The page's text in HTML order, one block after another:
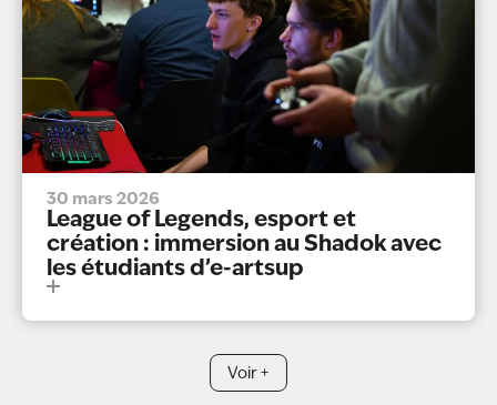
30 mars 2026
League of Legends, esport et
création : immersion au Shadok avec
les étudiants d’e-artsup
Voir +